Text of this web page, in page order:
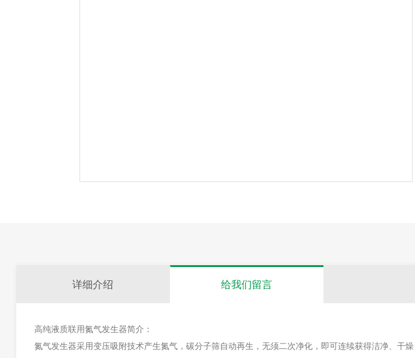
详细介绍 给我们留言
高纯液质联用氮气发生器简介：
氮气发生器采用变压吸附技术产生氮气，碳分子筛自动再生，无须二次净化，即可连续获得洁净、干